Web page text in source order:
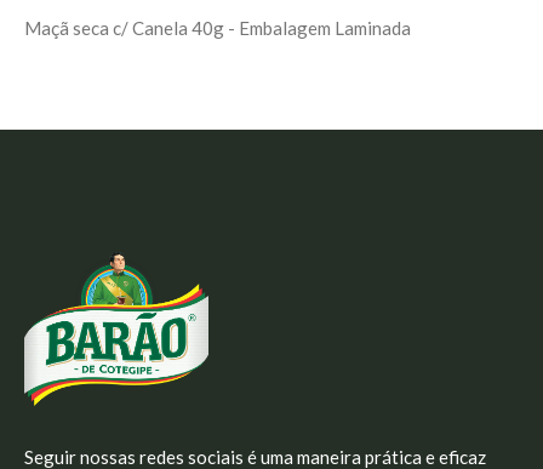
Maçã seca c/ Canela 40g - Embalagem Laminada
Seguir nossas redes sociais é uma maneira prática e eficaz